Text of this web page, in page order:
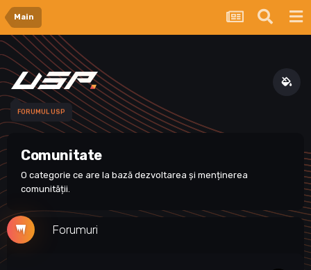
Main
FORUMUL USP
Comunitate
O categorie ce are la bază dezvoltarea și menținerea
comunității.
Forumuri